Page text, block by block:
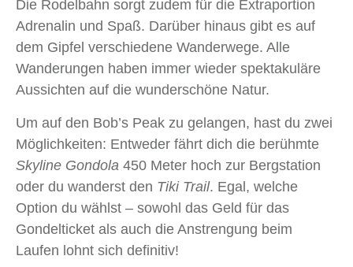
Die Rodelbahn sorgt zudem für die Extraportion
Adrenalin und Spaß. Darüber hinaus gibt es auf
dem Gipfel verschiedene Wanderwege. Alle
Wanderungen haben immer wieder spektakuläre
Aussichten auf die wunderschöne Natur.
Um auf den Bob’s Peak zu gelangen, hast du zwei
Möglichkeiten: Entweder fährt dich die berühmte
Skyline Gondola 450 Meter hoch zur Bergstation
oder du wanderst den Tiki Trail. Egal, welche
Option du wählst – sowohl das Geld für das
Gondelticket als auch die Anstrengung beim
Laufen lohnt sich definitiv!